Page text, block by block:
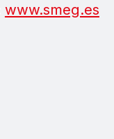
www.smeg.es